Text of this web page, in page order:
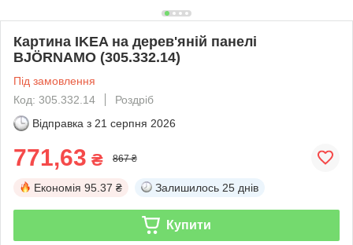
Картина IKEA на дерев'яній панелі
BJÖRNAMO (305.332.14)
Під замовлення
Код: 305.332.14
Роздріб
Відправка з 21 серпня 2026
771,63 ₴ 867 ₴
Економія 95.37 ₴ Залишилось 25 днів
Купити